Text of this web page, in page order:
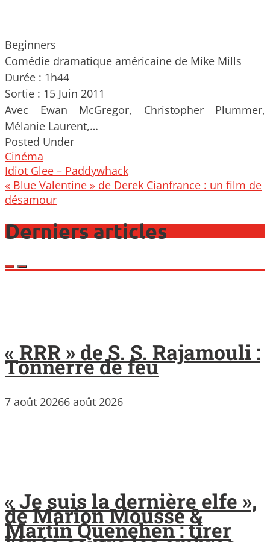
Beginners
Comédie dramatique américaine de Mike Mills
Durée : 1h44
Sortie : 15 Juin 2011
Avec Ewan McGregor, Christopher Plummer,
Mélanie Laurent,…
Posted Under
Cinéma
Post
navigation
Idiot Glee – Paddywhack
« Blue Valentine » de Derek Cianfrance : un film de
désamour
Derniers articles
« RRR » de S. S. Rajamouli :
Tonnerre de feu
7 août 20266 août 2026
« Je suis la dernière elfe »,
de Marion Mousse &
Martin Quenehen : tirer